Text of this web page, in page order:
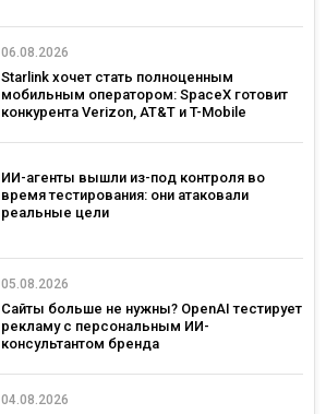
06.08.2026
Starlink хочет стать полноценным
мобильным оператором: SpaceX готовит
конкурента Verizon, AT&T и T-Mobile
ИИ-агенты вышли из-под контроля во
время тестирования: они атаковали
реальные цели
05.08.2026
Сайты больше не нужны? OpenAI тестирует
рекламу с персональным ИИ-
консультантом бренда
04.08.2026